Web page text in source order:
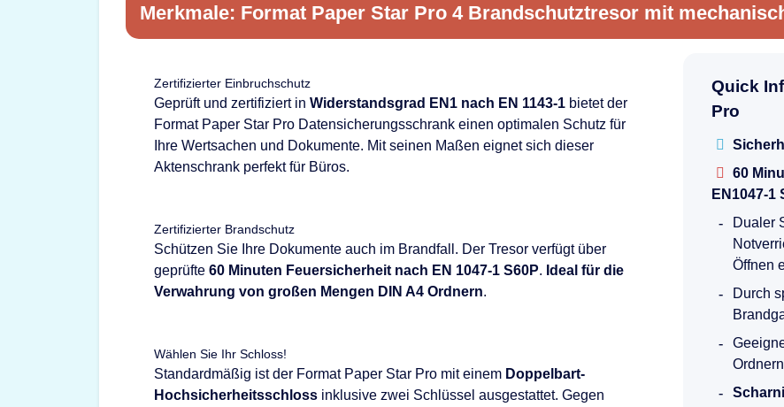
Merkmale: Format Paper Star Pro 4 Brandschutztresor mit
Zertifizierter Einbruchschutz
Geprüft und zertifiziert in Widerstandsgrad EN1 nach EN 1143-1 bietet der
Format Paper Star Pro Datensicherungsschrank einen optimalen Schutz für
Ihre Wertsachen und Dokumente. Mit seinen Maßen eignet sich dieser
Aktenschrank perfekt für Büros.
Zertifizierter Brandschutz
Schützen Sie Ihre Dokumente auch im Brandfall. Der Tresor verfügt über
geprüfte 60 Minuten Feuersicherheit nach EN 1047-1 S60P. Ideal für die
Verwahrung von großen Mengen DIN A4 Ordnern.
Wählen Sie Ihr Schloss!
Standardmäßig ist der Format Paper Star Pro mit einem Doppelbart-
Hochsicherheitsschloss inklusive zwei Schlüssel ausgestattet. Gegen
Quick
Pro
60
EN1047-1
Dualer
Öffnen
Durch
Ordnern